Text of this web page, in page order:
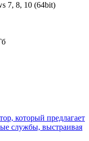
7, 8, 10 (64bit)
который предлагает
службы, выстраивая